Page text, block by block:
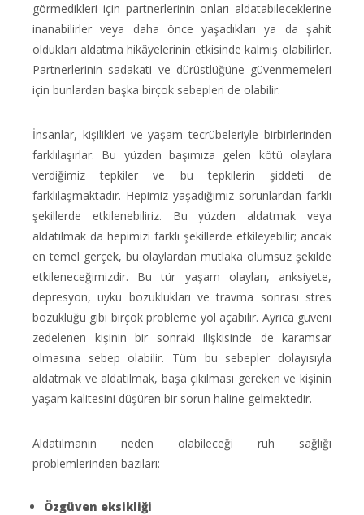
görmedikleri için partnerlerinin onları aldatabileceklerine
inanabilirler veya daha önce yaşadıkları ya da şahit
oldukları aldatma hikâyelerinin etkisinde kalmış olabilirler.
Partnerlerinin sadakati ve dürüstlüğüne güvenmemeleri
için bunlardan başka birçok sebepleri de olabilir.
İnsanlar, kişilikleri ve yaşam tecrübeleriyle birbirlerinden
farklılaşırlar. Bu yüzden başımıza gelen kötü olaylara
verdiğimiz tepkiler ve bu tepkilerin şiddeti de
farklılaşmaktadır. Hepimiz yaşadığımız sorunlardan farklı
şekillerde etkilenebiliriz. Bu yüzden aldatmak veya
aldatılmak da hepimizi farklı şekillerde etkileyebilir; ancak
en temel gerçek, bu olaylardan mutlaka olumsuz şekilde
etkileneceğimizdir. Bu tür yaşam olayları, anksiyete,
depresyon, uyku bozuklukları ve travma sonrası stres
bozukluğu gibi birçok probleme yol açabilir. Ayrıca güveni
zedelenen kişinin bir sonraki ilişkisinde de karamsar
olmasına sebep olabilir. Tüm bu sebepler dolayısıyla
aldatmak ve aldatılmak, başa çıkılması gereken ve kişinin
yaşam kalitesini düşüren bir sorun haline gelmektedir.
Aldatılmanın neden olabileceği ruh sağlığı
problemlerinden bazıları:
Özgüven eksikliği